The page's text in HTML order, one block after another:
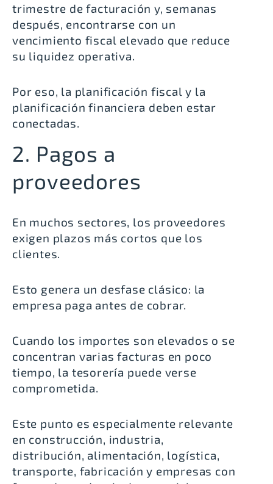
trimestre de facturación y, semanas
después, encontrarse con un
vencimiento fiscal elevado que reduce
su liquidez operativa.
Por eso, la planificación fiscal y la
planificación financiera deben estar
conectadas.
2. Pagos a
proveedores
En muchos sectores, los proveedores
exigen plazos más cortos que los
clientes.
Esto genera un desfase clásico: la
empresa paga antes de cobrar.
Cuando los importes son elevados o se
concentran varias facturas en poco
tiempo, la tesorería puede verse
comprometida.
Este punto es especialmente relevante
en construcción, industria,
distribución, alimentación, logística,
transporte, fabricación y empresas con